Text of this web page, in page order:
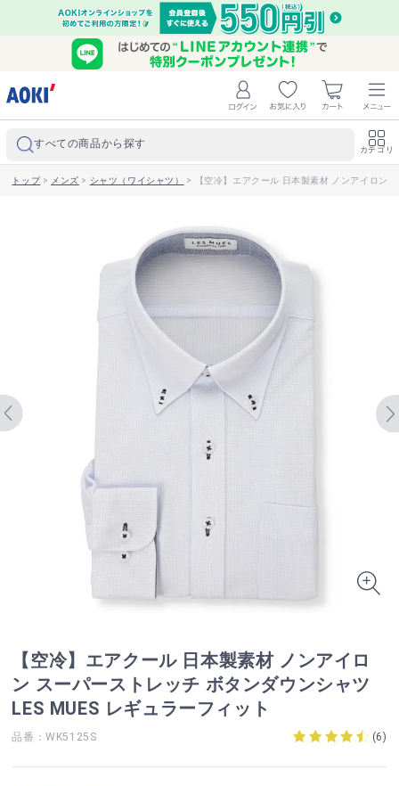
すべての商品から探す カテゴリ
トップ> メンズ > シャツ（ワイシャツ） > 【空冷】エアクール 日本製素材 ノンアイロン
【空冷】エアクール 日本製素材 ノンアイロ
ン スーパーストレッチ ボタンダウンシャツ
LES MUES レギュラーフィット
品番：WK5125S (6)